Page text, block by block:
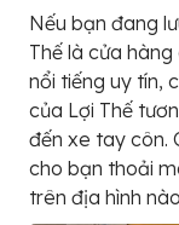
Nếu bạn đang
Thế là cửa
nổi tiếng uy tín,
của Lợi Thế
đến xe tay côn.
cho bạn thoải
trên địa hình